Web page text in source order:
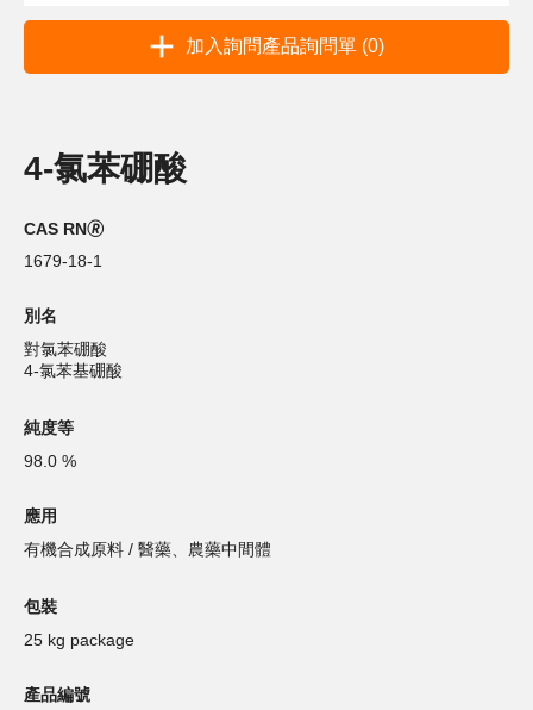
加入詢問產品詢問單 (0)
4-氯苯硼酸
CAS RN🄬
1679-18-1
別名
對氯苯硼酸
4-氯苯基硼酸
純度等
98.0 %
應用
有機合成原料 / 醫藥、農藥中間體
包裝
25 kg package
產品編號